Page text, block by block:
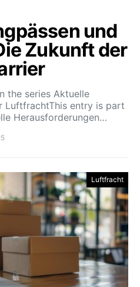
und
Zukunft der
the series Aktuelle
LuftfrachtThis entry is part
Herausforderungen…
Luftfracht